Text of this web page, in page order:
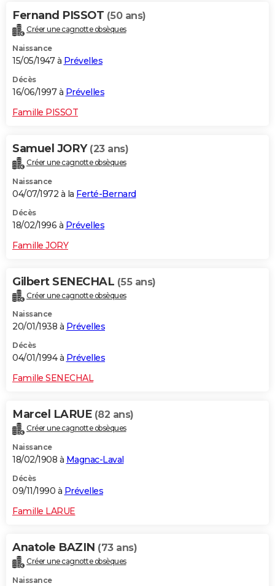
Fernand PISSOT (50 ans)
Créer une cagnotte obsèques
Naissance
15/05/1947 à Prévelles
Décès
16/06/1997 à Prévelles
Famille PISSOT
Samuel JORY (23 ans)
Créer une cagnotte obsèques
Naissance
04/07/1972 à la Ferté-Bernard
Décès
18/02/1996 à Prévelles
Famille JORY
Gilbert SENECHAL (55 ans)
Créer une cagnotte obsèques
Naissance
20/01/1938 à Prévelles
Décès
04/01/1994 à Prévelles
Famille SENECHAL
Marcel LARUE (82 ans)
Créer une cagnotte obsèques
Naissance
18/02/1908 à Magnac-Laval
Décès
09/11/1990 à Prévelles
Famille LARUE
Anatole BAZIN (73 ans)
Créer une cagnotte obsèques
Naissance